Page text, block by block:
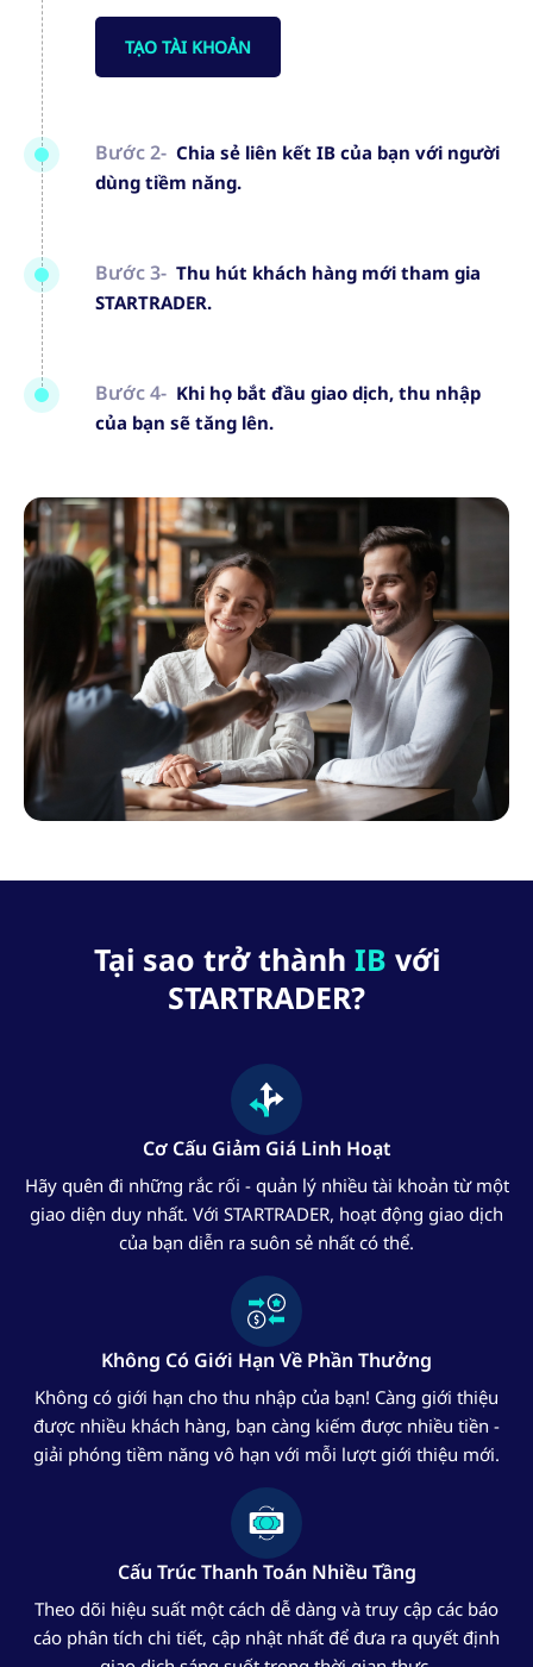
TẠO TÀI KHOẢN
Bước 2- Chia sẻ liên kết IB của bạn với người
dùng tiềm năng.
Bước 3- Thu hút khách hàng mới tham gia
STARTRADER.
Bước 4- Khi họ bắt đầu giao dịch, thu nhập
của bạn sẽ tăng lên.
Tại sao trở thành IB với
STARTRADER?
Cơ Cấu Giảm Giá Linh Hoạt
Hãy quên đi những rắc rối - quản lý nhiều tài khoản từ một
giao diện duy nhất. Với STARTRADER, hoạt động giao dịch
của bạn diễn ra suôn sẻ nhất có thể.
Không Có Giới Hạn Về Phần Thưởng
Không có giới hạn cho thu nhập của bạn! Càng giới thiệu
được nhiều khách hàng, bạn càng kiếm được nhiều tiền -
giải phóng tiềm năng vô hạn với mỗi lượt giới thiệu mới.
Cấu Trúc Thanh Toán Nhiều Tầng
Theo dõi hiệu suất một cách dễ dàng và truy cập các báo
cáo phân tích chi tiết, cập nhật nhất để đưa ra quyết định